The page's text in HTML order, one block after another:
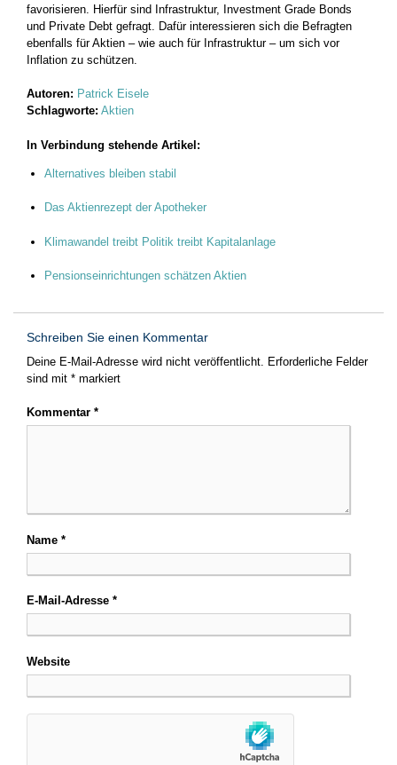
favorisieren. Hierfür sind Infrastruktur, Investment Grade Bonds
und Private Debt gefragt. Dafür interessieren sich die Befragten
ebenfalls für Aktien – wie auch für Infrastruktur – um sich vor
Inflation zu schützen.
Autoren: Patrick Eisele
Schlagworte: Aktien
In Verbindung stehende Artikel:
Alternatives bleiben stabil
Das Aktienrezept der Apotheker
Klimawandel treibt Politik treibt Kapitalanlage
Pensionseinrichtungen schätzen Aktien
Schreiben Sie einen Kommentar
Deine E-Mail-Adresse wird nicht veröffentlicht. Erforderliche Felder
sind mit * markiert
Kommentar *
Name *
E-Mail-Adresse *
Website